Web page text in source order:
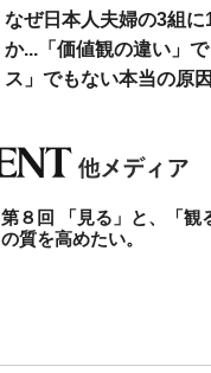
なぜ日本人夫婦の3組
か...「価値観の違い」
ス」でもない本当の原因
第８回 「見る」と、「観
の質を高めたい。